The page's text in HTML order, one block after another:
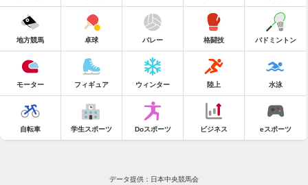
地方競馬 卓球 バレー 格闘技 バドミントン
モーター フィギュア ウィンター 陸上 水泳
自転車 学生スポーツ Doスポーツ ビジネス eスポーツ
データ提供：日本中央競馬会